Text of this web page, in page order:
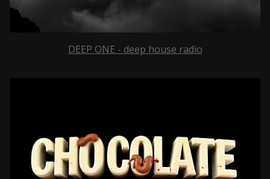
DEEP ONE - deep house radio